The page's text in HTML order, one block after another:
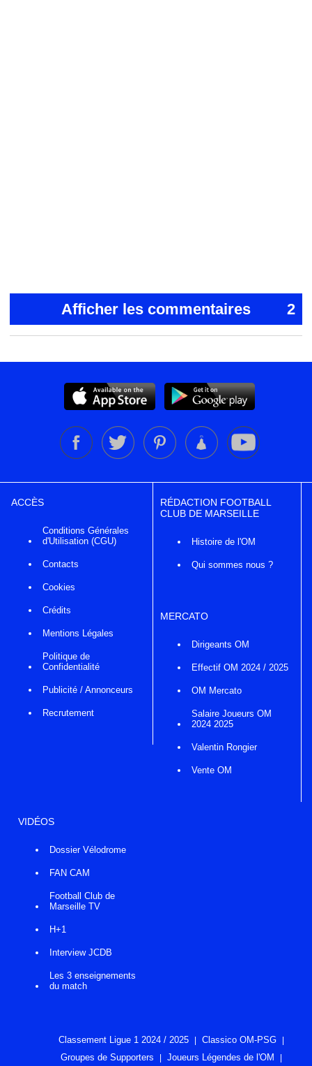
Afficher les commentaires 2
ACCÈS
Conditions Générales
d'Utilisation (CGU)
Contacts
Cookies
Crédits
Mentions Légales
Politique de
Confidentialité
Publicité / Annonceurs
Recrutement
RÉDACTION FOOTBALL
CLUB DE MARSEILLE
Histoire de l'OM
Qui sommes nous ?
MERCATO
Dirigeants OM
Effectif OM 2024 / 2025
OM Mercato
Salaire Joueurs OM
2024 2025
Valentin Rongier
Vente OM
VIDÉOS
Dossier Vélodrome
FAN CAM
Football Club de
Marseille TV
H+1
Interview JCDB
Les 3 enseignements
du match
Classement Ligue 1 2024 / 2025
Classico OM-PSG
Groupes de Supporters
Joueurs Légendes de l'OM